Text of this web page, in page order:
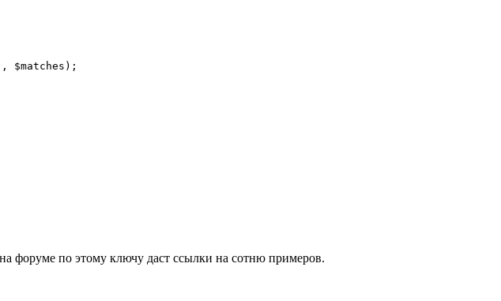
форуме по этому ключу даст ссылки на сотню примеров.